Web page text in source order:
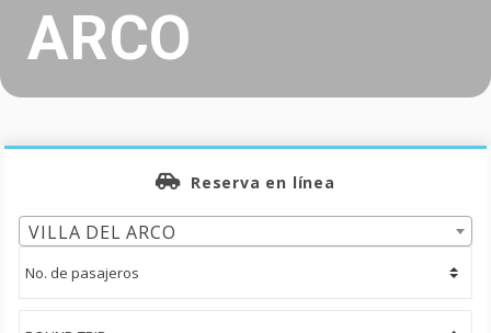
ARCO
Reserva en línea
VILLA DEL ARCO